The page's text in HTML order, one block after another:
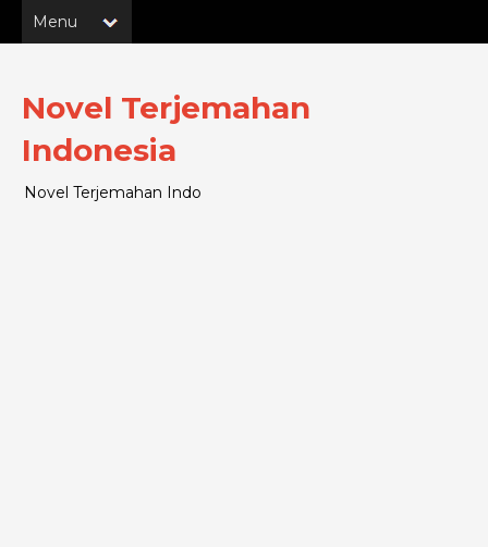
Novel Terjemahan
Indonesia
Novel Terjemahan Indo